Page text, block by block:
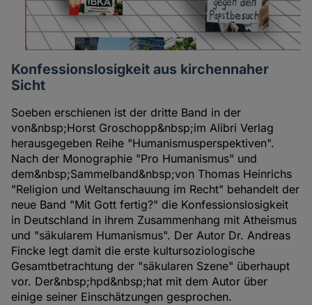
Konfessionslosigkeit aus kirchennaher
Sicht
Soeben erschienen ist der dritte Band in der
von&nbsp;Horst Groschopp&nbsp;im Alibri Verlag
herausgegeben Reihe "Humanismusperspektiven".
Nach der Monographie "Pro Humanismus" und
dem&nbsp;Sammelband&nbsp;von Thomas Heinrichs
"Religion und Weltanschauung im Recht" behandelt der
neue Band "Mit Gott fertig?" die Konfessionslosigkeit
in Deutschland in ihrem Zusammenhang mit Atheismus
und "säkularem Humanismus". Der Autor Dr. Andreas
Fincke legt damit die erste kultursoziologische
Gesamtbetrachtung der "säkularen Szene" überhaupt
vor. Der&nbsp;hpd&nbsp;hat mit dem Autor über
einige seiner Einschätzungen gesprochen.